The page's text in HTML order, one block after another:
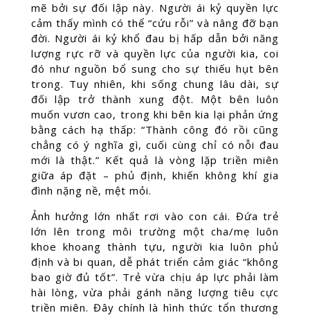
mẽ bởi sự đối lập này. Người ái kỷ quyền lực
cảm thấy mình có thể “cứu rỗi” và nâng đỡ bạn
đời. Người ái kỷ khổ đau bị hấp dẫn bởi năng
lượng rực rỡ và quyền lực của người kia, coi
đó như nguồn bổ sung cho sự thiếu hụt bên
trong. Tuy nhiên, khi sống chung lâu dài, sự
đối lập trở thành xung đột. Một bên luôn
muốn vươn cao, trong khi bên kia lại phản ứng
bằng cách hạ thấp: “Thành công đó rồi cũng
chẳng có ý nghĩa gì, cuối cùng chỉ có nỗi đau
mới là thật.” Kết quả là vòng lặp triền miên
giữa áp đặt – phủ định, khiến không khí gia
đình nặng nề, mệt mỏi.
Ảnh hưởng lớn nhất rơi vào con cái. Đứa trẻ
lớn lên trong môi trường một cha/mẹ luôn
khoe khoang thành tựu, người kia luôn phủ
định và bi quan, dễ phát triển cảm giác “không
bao giờ đủ tốt”. Trẻ vừa chịu áp lực phải làm
hài lòng, vừa phải gánh năng lượng tiêu cực
triền miên. Đây chính là hình thức tổn thương